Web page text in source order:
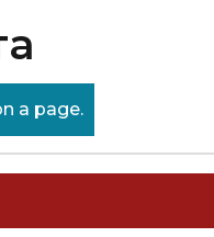
a page.